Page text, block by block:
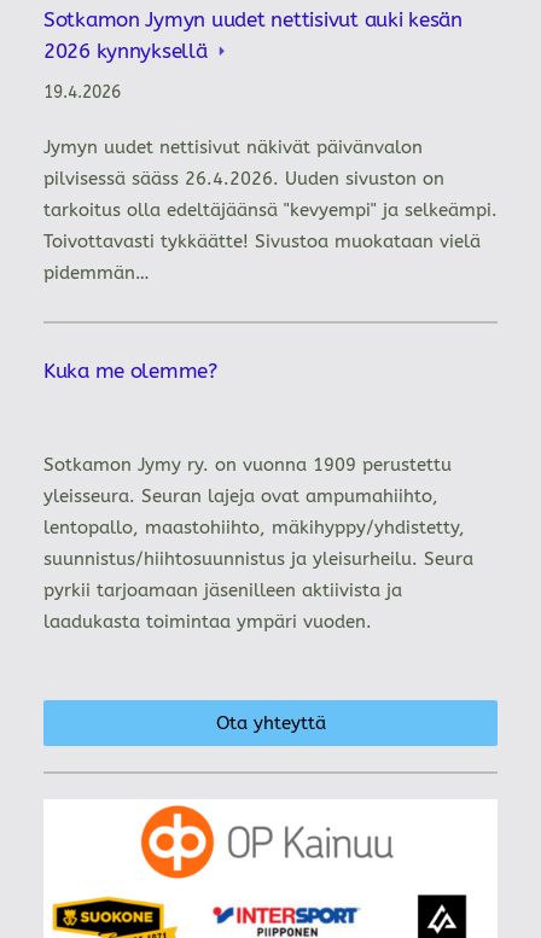
Sotkamon Jymyn uudet nettisivut auki kesän
2026 kynnyksellä
19.4.2026
Jymyn uudet nettisivut näkivät päivänvalon
pilvisessä sääss 26.4.2026. Uuden sivuston on
tarkoitus olla edeltäjäänsä "kevyempi" ja selkeämpi.
Toivottavasti tykkäätte! Sivustoa muokataan vielä
pidemmän…
Kuka me olemme?
Sotkamon Jymy ry. on vuonna 1909 perustettu
yleisseura. Seuran lajeja ovat ampumahiihto,
lentopallo, maastohiihto, mäkihyppy/yhdistetty,
suunnistus/hiihtosuunnistus ja yleisurheilu. Seura
pyrkii tarjoamaan jäsenilleen aktiivista ja
laadukasta toimintaa ympäri vuoden.
Ota yhteyttä